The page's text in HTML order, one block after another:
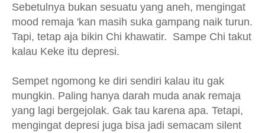
Sebetulnya bukan sesuatu yang aneh, mengingat
mood remaja 'kan masih suka gampang naik turun.
Tapi, tetap aja bikin Chi khawatir. Sampe Chi takut
kalau Keke itu depresi.
Sempet ngomong ke diri sendiri kalau itu gak
mungkin. Paling hanya darah muda anak remaja
yang lagi bergejolak. Gak tau karena apa. Tetapi,
mengingat depresi juga bisa jadi semacam silent